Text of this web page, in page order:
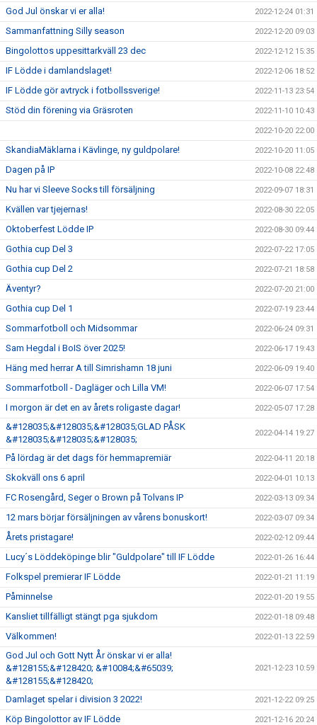
God Jul önskar vi er alla! 2022-12-24 01:31
Sammanfattning Silly season 2022-12-20 09:03
Bingolottos uppesittarkväll 23 dec 2022-12-12 15:35
IF Lödde i damlandslaget! 2022-12-06 18:52
IF Lödde gör avtryck i fotbollssverige! 2022-11-13 23:54
Stöd din förening via Gräsroten 2022-11-10 10:43
2022-10-20 22:00
SkandiaMäklarna i Kävlinge, ny guldpolare! 2022-10-20 11:05
Dagen på IP 2022-10-08 22:48
Nu har vi Sleeve Socks till försäljning 2022-09-07 18:31
Kvällen var tjejernas! 2022-08-30 22:05
Oktoberfest Lödde IP 2022-08-30 09:44
Gothia cup Del 3 2022-07-22 17:05
Gothia cup Del 2 2022-07-21 18:58
Äventyr? 2022-07-20 21:00
Gothia cup Del 1 2022-07-19 23:44
Sommarfotboll och Midsommar 2022-06-24 09:31
Sam Hegdal i BoIS över 2025! 2022-06-17 19:43
Häng med herrar A till Simrishamn 18 juni 2022-06-09 19:40
Sommarfotboll - Dagläger och Lilla VM! 2022-06-07 17:54
I morgon är det en av årets roligaste dagar! 2022-05-07 17:28
&#128035;&#128035;&#128035;GLAD PÅSK
&#128035;&#128035;&#128035;
2022-04-14 19:27
På lördag är det dags för hemmapremiär 2022-04-11 20:18
Skokväll ons 6 april 2022-04-01 10:13
FC Rosengård, Seger o Brown på Tolvans IP 2022-03-13 09:34
12 mars börjar försäljningen av vårens bonuskort! 2022-03-07 09:34
Årets pristagare! 2022-02-12 09:44
Lucy´s Löddeköpinge blir "Guldpolare" till IF Lödde 2022-01-26 16:44
Folkspel premierar IF Lödde 2022-01-21 11:19
Påminnelse 2022-01-20 19:55
Kansliet tillfälligt stängt pga sjukdom 2022-01-18 09:48
Välkommen! 2022-01-13 22:59
God Jul och Gott Nytt År önskar vi er alla!
&#128155;&#128420; &#10084;&#65039;
&#128155;&#128420;
2021-12-23 10:59
Damlaget spelar i division 3 2022! 2021-12-22 09:25
Köp Bingolottor av IF Lödde 2021-12-16 20:24